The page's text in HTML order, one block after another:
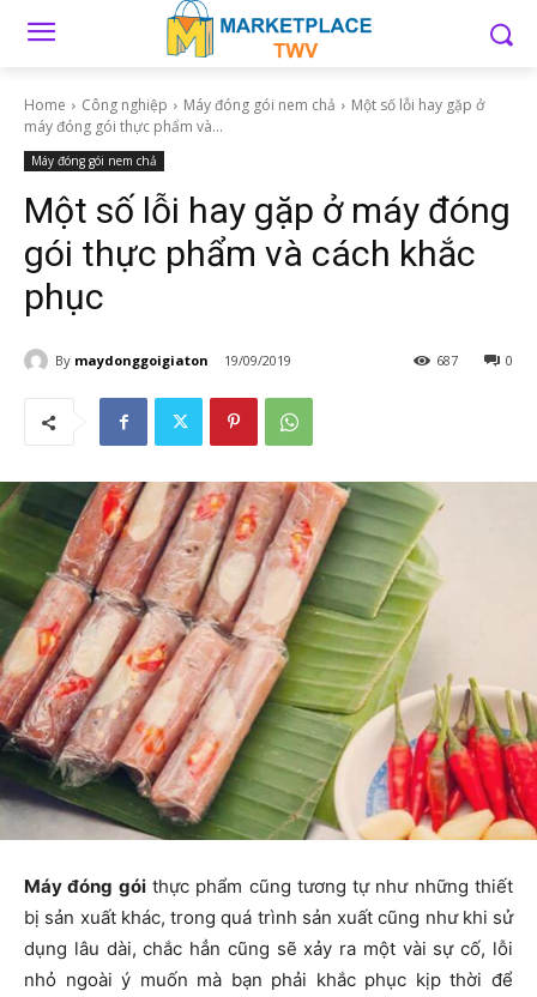
Home Công nghiệp Máy đóng gói nem chả
Một số lỗi hay gặp ở
máy đóng gói thực phẩm và...
Máy đóng gói nem chả
Một số lỗi hay gặp ở máy đóng
gói thực phẩm và cách khắc
phục
By maydonggoigiaton 19/09/2019 0
687
Máy đóng góithực phẩm cũng tương tự như những thiết
bị sản xuất khác, trong quá trình sản xuất cũng như khi sử
dụng lâu dài, chắc hẳn cũng sẽ xảy ra một vài sự cố, lỗi
nhỏ ngoài ý muốn mà bạn phải khắc phục kịp thời để